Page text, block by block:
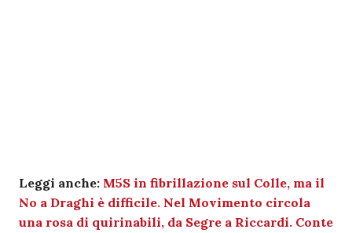
Leggi anche: M5S in fibrillazione sul Colle, ma il
No a Draghi è difficile. Nel Movimento circola
una rosa di quirinabili, da Segre a Riccardi. Conte